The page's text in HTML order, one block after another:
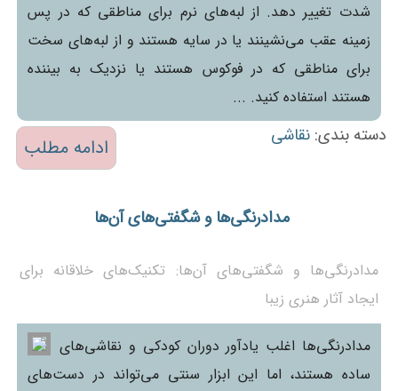
شدت تغییر دهد. از لبه‌های نرم برای مناطقی که در پس
زمینه عقب می‌نشینند یا در سایه هستند و از لبه‌های سخت
برای مناطقی که در فوکوس هستند یا نزدیک به بیننده
هستند استفاده کنید. ...
ادامه مطلب دسته بندی:نقاشی
مدادرنگی‌ها و شگفتی‌های آن‌ها
مدادرنگی‌ها و شگفتی‌های آن‌ها: تکنیک‌های خلاقانه برای
ایجاد آثار هنری زیبا
مدادرنگی‌ها اغلب یادآور دوران کودکی و نقاشی‌های
ساده هستند، اما این ابزار سنتی می‌تواند در دست‌های